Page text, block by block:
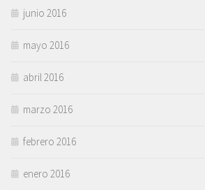
junio 2016
mayo 2016
abril 2016
marzo 2016
febrero 2016
enero 2016